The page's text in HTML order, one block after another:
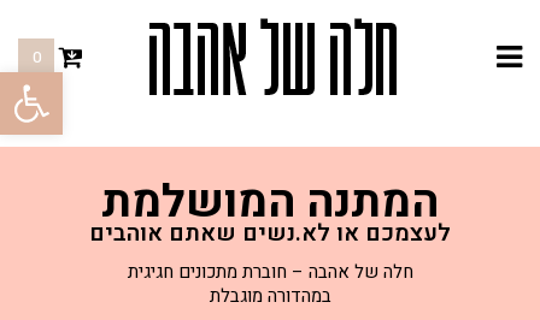
פתח
0
המתנה המושלמת
לעצמכם או לא.נשים שאתם אוהבים
חלה של אהבה – חוברת מתכונים חגיגית
במהדורה מוגבלת